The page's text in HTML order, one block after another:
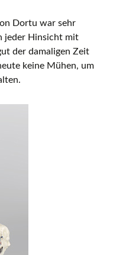
Dortu war sehr
jeder Hinsicht mit
der damaligen Zeit
keine Mühen, um